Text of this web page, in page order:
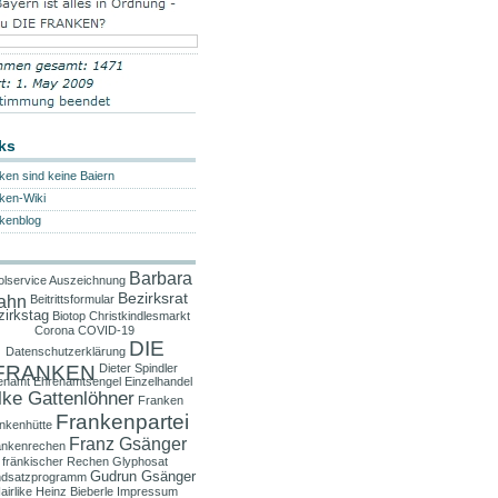
sind keine Baiern
Wiki
Auszeichnung Barbara
Beitrittsformular Bezirksrat
Biotop Christkindlesmarkt
Corona COVID-19
Datenschutzerklärung DIE
Dieter Spindler
Ehrenamtsengel Einzelhandel
Gattenlöhner Franken
Frankenpartei
Franz Gsänger
fränkischer Rechen Glyphosat
Gudrun Gsänger
Heinz Bieberle Impressum